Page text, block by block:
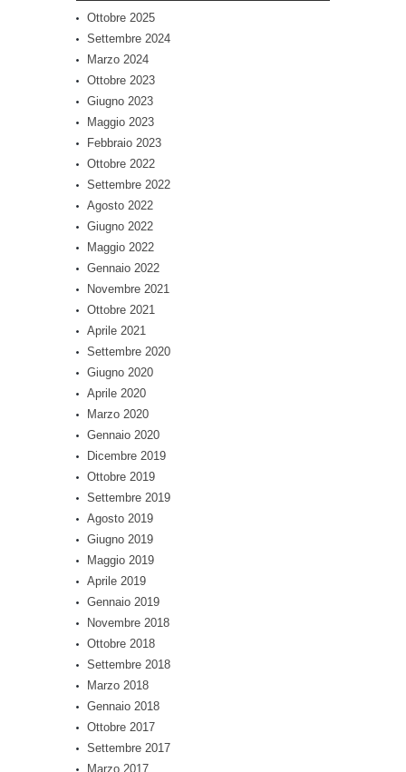
Ottobre 2025
Settembre 2024
Marzo 2024
Ottobre 2023
Giugno 2023
Maggio 2023
Febbraio 2023
Ottobre 2022
Settembre 2022
Agosto 2022
Giugno 2022
Maggio 2022
Gennaio 2022
Novembre 2021
Ottobre 2021
Aprile 2021
Settembre 2020
Giugno 2020
Aprile 2020
Marzo 2020
Gennaio 2020
Dicembre 2019
Ottobre 2019
Settembre 2019
Agosto 2019
Giugno 2019
Maggio 2019
Aprile 2019
Gennaio 2019
Novembre 2018
Ottobre 2018
Settembre 2018
Marzo 2018
Gennaio 2018
Ottobre 2017
Settembre 2017
Marzo 2017